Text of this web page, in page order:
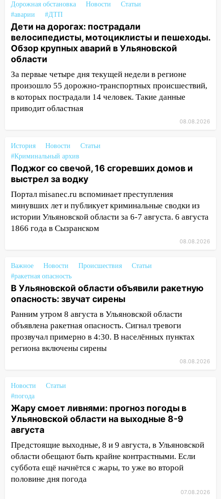
12:31
Ульяновец хотел купить иномарку
из Европы и потерял 760 тысяч рублей
12:20 В Чердаклинском районе
столкнулись «Лада» и Chevrolet:
пострадал 14-летний подросток
12:00 Где есть бензин в Ульяновске 7
августа: список АЗС
11:50 Заснул рядом с ребёнком и
11:38 В Ленинском районе пожар
полностью уничтожил дачный дом и
сарай
11:38 В Госдуме предложили отменить
ЕГЭ с 2027 года
11:25 В Ульяновске ИИ будет выявлять
нарушителей на контейнерных
11:20
Ульяновская шахматистка
Валерия Клейменова выиграла два
золота в составе сборной мира
11:16 В Ульяновске открыли памятную
доску декабристу Кондратию Рылееву
10:40 В Ульяновске спасатели ночью
нашли потерявшегося в заброшенных
садах 79-летнего мужчину
временно отключили холодную воду
10:14
коррупционной схемы при ЦГКБ
отправили в колонию на 7 и 8 лет
09:52
Ночью беспилотники сбили над
соседними Татарстаном и Саратовской
областью
09:41 Диана Шурыгина уверовала в
Дорожная обстановка Новости
Статьи
#аварии
#ДТП
Дети на дорогах: пострадали
велосипедисты, мотоциклисты и пешеходы.
Обзор крупных аварий в Ульяновской
области
За первые четыре дня текущей недели в регионе
произошло 55 дорожно-транспортных происшествий,
в которых пострадали 14 человек. Такие данные
приводит областная
08.08.2026
История Новости
Статьи
#Криминальный архив
Поджог со свечой, 16 сгоревших домов и
выстрел за водку
Портал misanec.ru вспоминает преступления
минувших лет и публикует криминальные сводки из
истории Ульяновской области за 6-7 августа. 6 августа
1866 года в Сызранском
08.08.2026
Важное Новости Происшествия
Статьи
#ракетная опасность
В Ульяновской области объявили ракетную
опасность: звучат сирены
Ранним утром 8 августа в Ульяновской области
объявлена ракетная опасность. Сигнал тревоги
прозвучал примерно в 4:30. В населённых пунктах
региона включены сирены
08.08.2026
Новости
Статьи
#погода
Жару смоет ливнями: прогноз погоды в
Ульяновской области на выходные 8-9
августа
Предстоящие выходные, 8 и 9 августа, в Ульяновской
области обещают быть крайне контрастными. Если
суббота ещё начнётся с жары, то уже во второй
половине дня погода
07.08.2026